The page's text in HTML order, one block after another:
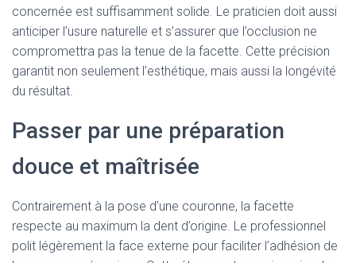
concernée est suffisamment solide. Le praticien doit aussi
anticiper l’usure naturelle et s’assurer que l’occlusion ne
compromettra pas la tenue de la facette. Cette précision
garantit non seulement l’esthétique, mais aussi la longévité
du résultat.
Passer par une préparation
douce et maîtrisée
Contrairement à la pose d’une couronne, la facette
respecte au maximum la dent d’origine. Le professionnel
polit légèrement la face externe pour faciliter l’adhésion de